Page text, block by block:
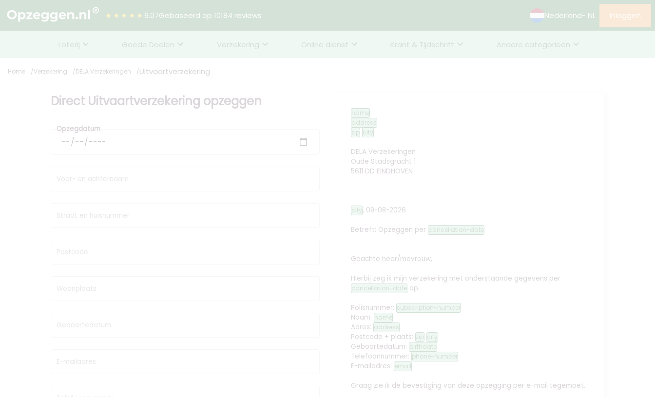
★★★★★ 9.07Gebaseerd op 10184 reviews Nederland- NL Inloggen
Loterij Goede Doelen Verzekering Online dienst Krant & Tijdschrift Andere categorieën
Home Verzekering DELA Verzekeringen Uitvaartverzekering
Direct Uitvaartverzekering opzeggen
Opzegdatum
Voor- en achternaam
Straat en huisnummer
Postcode
Woonplaats
Geboortedatum
E-mailadres
name
address
zip city
DELA Verzekeringen
Oude Stadsgracht 1
5611 DD EINDHOVEN
city, 09-08-2026
Betreft: Opzeggen per cancellation-date
Geachte heer/mevrouw,
Hierbij zeg ik mijn verzekering met onderstaande gegevens per
cancellation-date op.
Polisnummer: subscription-number
Naam: name
Adres: address
Postcode + plaats: zip city
Geboortedatum: birthdate
Telefoonnummer: phone-number
E-mailadres: email
Graag zie ik de bevestiging van deze opzegging per e-mail tegemoet.